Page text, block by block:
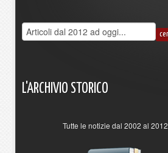
L'ARCHIVIO STORICO
Tutte le notizie dal 2002 al 2012